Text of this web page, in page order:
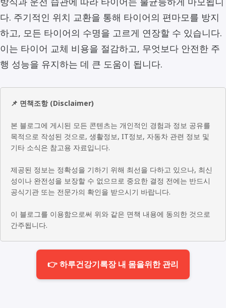
다. 주기적인 위치 교환을 통해 타이어의 편마모를 방지
하고, 모든 타이어의 수명을 고르게 연장할 수 있습니다.
이는 타이어 교체 비용을 절감하고, 무엇보다 안전한 주
행 성능을 유지하는 데 큰 도움이 됩니다.
📌 면책조항 (Disclaimer)
본 블로그에 게시된 모든 콘텐츠는 개인적인 경험과 정보 공유를
목적으로 작성된 것으로, 생활정보, IT정보, 자동차 관련 정보 및
기타 소식은 참고용 자료입니다.
제공된 정보는 정확성을 기하기 위해 최선을 다하고 있으나, 최신
성이나 완전성을 보장할 수 없으므로 중요한 결정 전에는 반드시
공식기관 또는 전문가의 확인을 받으시기 바랍니다.
이 블로그를 이용함으로써 위와 같은 면책 내용에 동의한 것으로
간주됩니다.
👉 하루건강기록장 내 몸을위한 관리